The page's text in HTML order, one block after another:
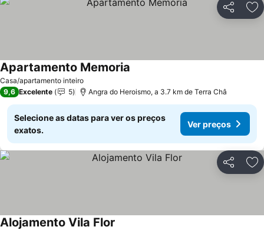
Partilhar
Casa/apartamento inteiro
Apartamento Memoria
9,6 Excelente 5 Angra do Heroismo, a 3.7 km de Terra Châ
Selecione as datas para ver os preços
exatos.
Ver preços
Partilhar
Alojamento Vila Flor